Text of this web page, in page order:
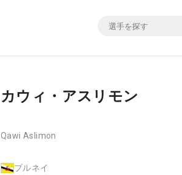
カウィ・アスリモン
Qawi Aslimon
ブルネイ